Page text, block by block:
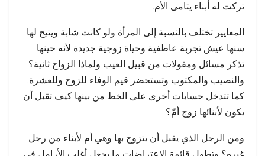
تركت له أبناء يتامى الأم.
المعايير تختلف بالنسبة إلى المرأة ولو كانت شابة ويتيح لها
سنها عيش تجربة عاطفية وحياة زوجية جديدة لأنه حينها
تذكر مسائل ومقولات من قبيل العيب ولماذا الزواج ثانية؟
والنصيب والمكتوب وتستحضر قيم الوفاء للزوج وللعشرة.
كما تتدخل حسابات أخرى على الخط من بينها كيف تقبل أن
يكون لأبنائها زوج أمّ؟
ومن الرجل الذي يقبل أن يتزوج بها وهي أم لأبناء من رجل